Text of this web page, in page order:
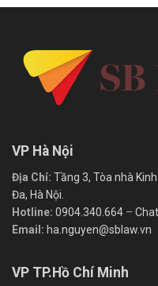
VP Hà Nội
Địa Chỉ: Tầng 3, Tòa nhà
Đa, Hà Nội.
Hotline: 0904.340.664 –
Email: ha.nguyen@sblaw.vn
VP TP.Hồ Chí Minh